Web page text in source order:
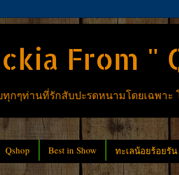
From "
ๆท่านที่รักสับปะรดหนามโดยเฉพาะ
Qshop Best in Show ทะเลน้อยร้อยรัน